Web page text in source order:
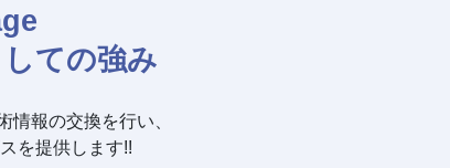
ての強み
情報の交換を行い、
を提供します!!